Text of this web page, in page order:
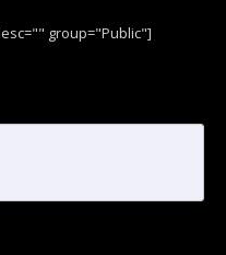
group="Public"]